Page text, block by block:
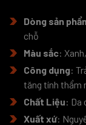
Dòng sản
chỗ
Màu sắc:
Công dụng:
tăng tính thẩm
Chất Liệu: Da
Xuất xứ: